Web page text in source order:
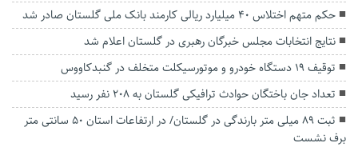
حکم متهم اختلاس ۴۰ میلیارد ریالی کارمند بانک ملی گلستان صادر شد
نتایج انتخابات مجلس خبرگان رهبری در گلستان اعلام شد
توقيف 19 دستگاه خودرو و موتورسيكلت متخلف در گنبدكاووس
تعداد جان باختگان حوادث ترافیکی گلستان به ۲۰۸ نفر رسید
ثبت ۸۹ میلی متر بارندگی در گلستان/ در ارتفاعات استان ۵۰ سانتی متر
برف نشست